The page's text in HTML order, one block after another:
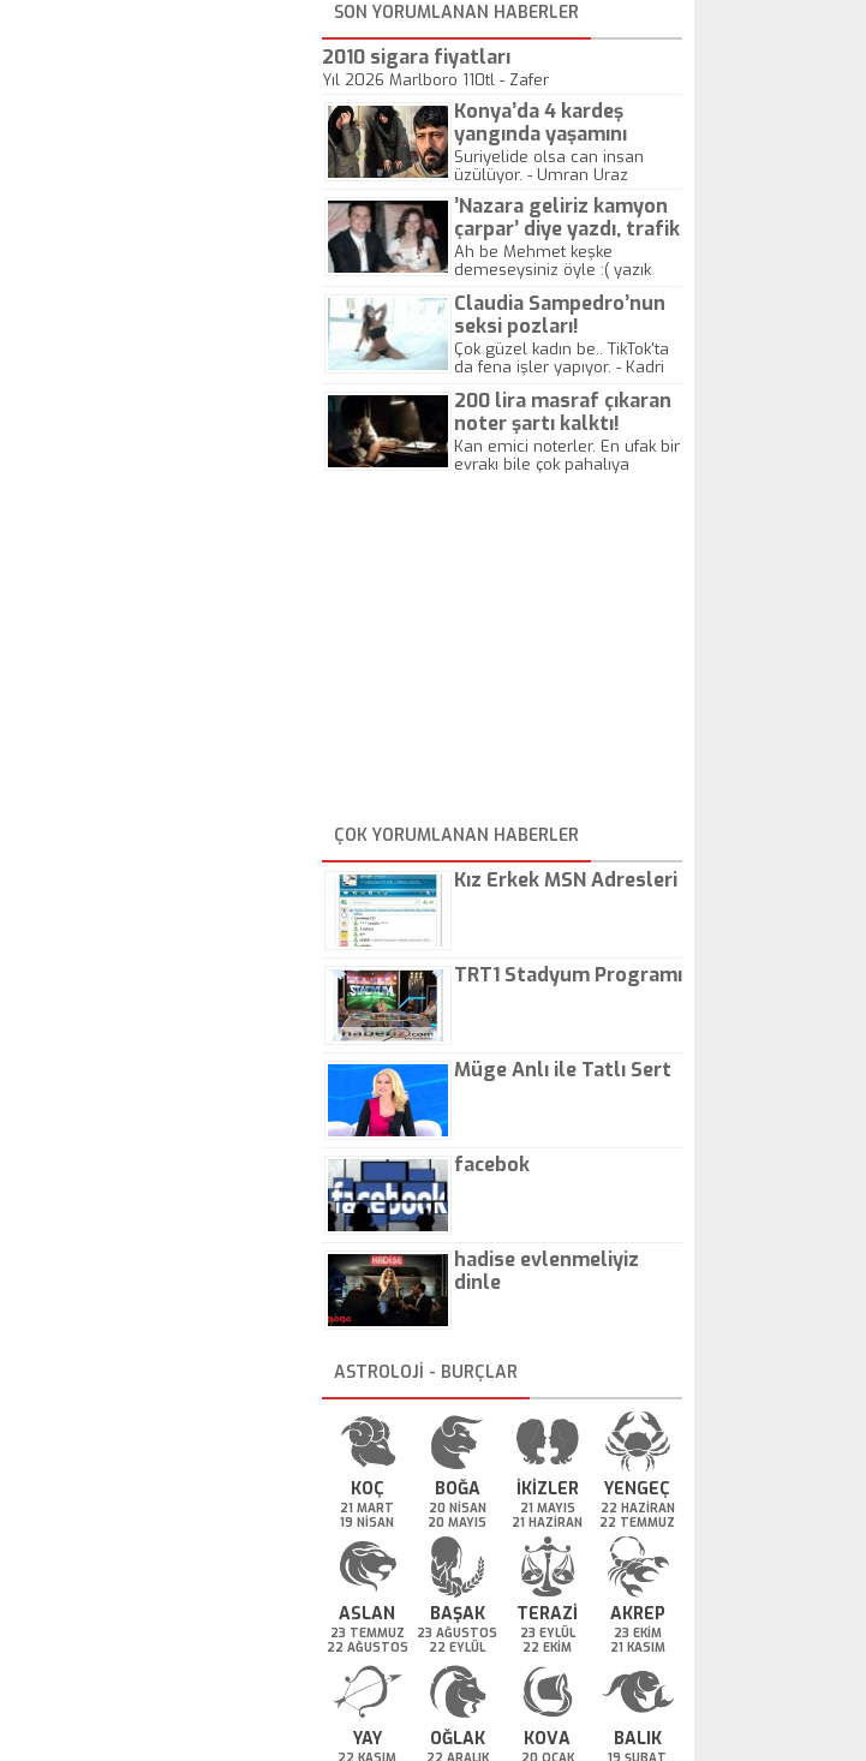
SON YORUMLANAN HABERLER
2010 sigara fiyatları
Yıl 2026 Marlboro 110tl - Zafer
Konya’da 4 kardeş
yangında yaşamını
yitirdi
Suriyelide olsa can insan
üzülüyor. - Umran Uraz
’Nazara geliriz kamyon
çarpar’ diye yazdı, trafik
kazasında öldü!
Ah be Mehmet keşke
demeseysiniz öyle :( yazık
Claudia Sampedro’nun
seksi pozları!
Çok güzel kadın be.. TikTok'ta
da fena işler yapıyor. - Kadri
200 lira masraf çıkaran
noter şartı kalktı!
Kan emici noterler. En ufak bir
evrakı bile çok pahalıya
ÇOK YORUMLANAN HABERLER
Kız Erkek MSN Adresleri
TRT1 Stadyum Programı
Müge Anlı ile Tatlı Sert
facebok
hadise evlenmeliyiz
dinle
ASTROLOJİ - BURÇLAR
KOÇ
21 MART
19 NİSAN
BOĞA
20 NİSAN
20 MAYIS
İKİZLER
21 MAYIS
21 HAZİRAN
YENGEÇ
22 HAZİRAN
22 TEMMUZ
ASLAN
23 TEMMUZ
22 AĞUSTOS
BAŞAK
23 AĞUSTOS
22 EYLÜL
TERAZİ
23 EYLÜL
22 EKİM
AKREP
23 EKİM
21 KASIM
YAY OĞLAK KOVA BALIK